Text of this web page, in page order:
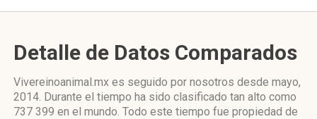
Detalle de Datos Comparados
Vivereinoanimal.mx es seguido por nosotros desde mayo,
2014. Durante el tiempo ha sido clasificado tan alto como
737 399 en el mundo. Todo este tiempo fue propiedad de